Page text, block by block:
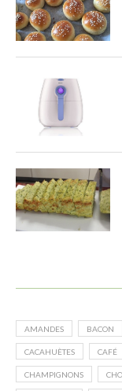
AMANDES BACON
CACAHUÈTES CAFÉ
CHAMPIGNONS